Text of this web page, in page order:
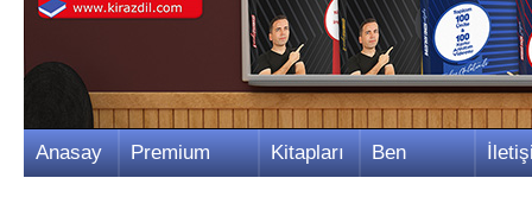
İçeriğe
Anasay Premium Kitapları Ben